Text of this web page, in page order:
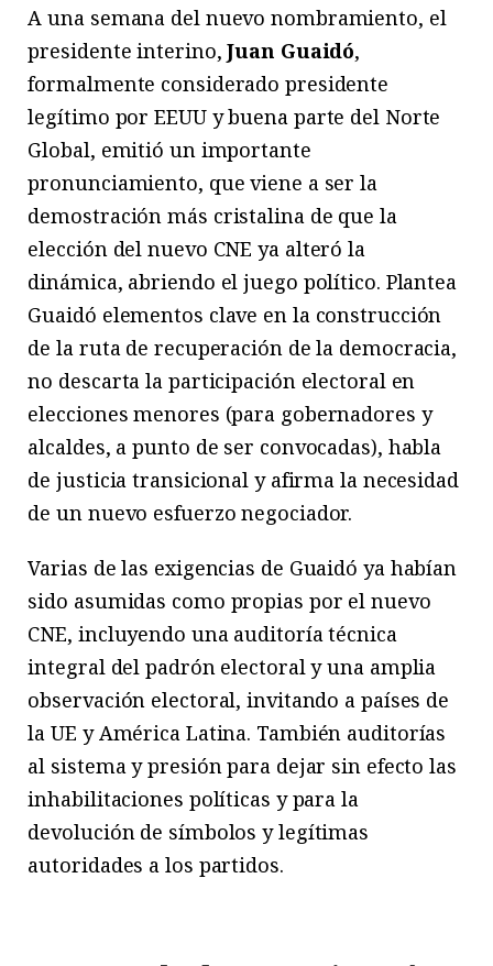
A una semana del nuevo nombramiento, el
presidente interino,Juan Guaidó,
formalmente considerado presidente
legítimo por EEUU y buena parte del Norte
Global, emitió un importante
pronunciamiento, que viene a ser la
demostración más cristalina de que la
elección del nuevo CNE ya alteró la
dinámica, abriendo el juego político. Plantea
Guaidó elementos clave en la construcción
de la ruta de recuperación de la democracia,
no descarta la participación electoral en
elecciones menores (para gobernadores y
alcaldes, a punto de ser convocadas), habla
de justicia transicional y afirma la necesidad
de un nuevo esfuerzo negociador.
Varias de las exigencias de Guaidó ya habían
sido asumidas como propias por el nuevo
CNE, incluyendo una auditoría técnica
integral del padrón electoral y una amplia
observación electoral, invitando a países de
la UE y América Latina. También auditorías
al sistema y presión para dejar sin efecto las
inhabilitaciones políticas y para la
devolución de símbolos y legítimas
autoridades a los partidos.